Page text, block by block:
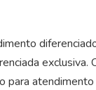
para